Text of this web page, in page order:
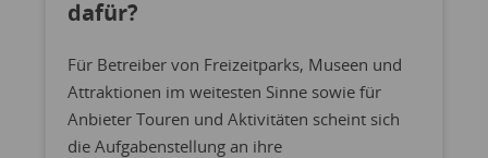
dafür?
Für Betreiber von Freizeitparks, Museen und
Attraktionen im weitesten Sinne sowie für
Anbieter Touren und Aktivitäten scheint sich
die Aufgabenstellung an ihre